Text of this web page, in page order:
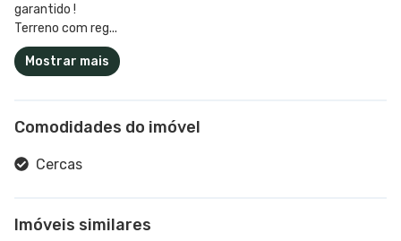
garantido !
Terreno com reg...
Mostrar mais
Comodidades do imóvel
Cercas
Imóveis similares